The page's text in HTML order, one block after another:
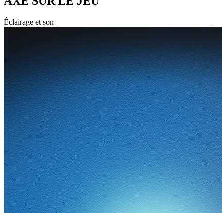
Éclairage et son